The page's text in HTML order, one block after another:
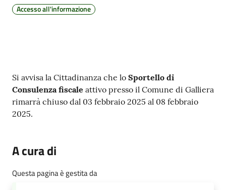
Seguici
Accesso all'informazione
Contenuto
Si avvisa la Cittadinanza che lo Sportello di
Consulenza fiscale attivo presso il Comune di Galliera
rimarrà chiuso dal 03 febbraio 2025 al 08 febbraio
2025.
A cura di
Questa pagina è gestita da